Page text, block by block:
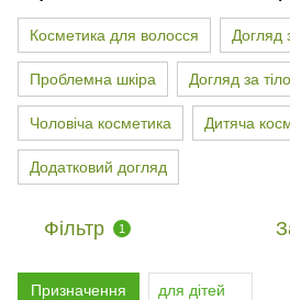
Косметика для волосся Догляд
Проблемна шкіра Догляд за
Чоловіча косметика Дитяча
Додатковий догляд
Фільтр 1
Призначення для дітей